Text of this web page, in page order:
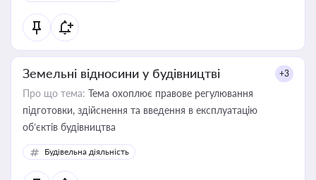
Земельні відносини у будівництві +3
Про що тема: Тема охоплює правове регулювання
підготовки, здійснення та введення в експлуатацію
об’єктів будівництва
Будівельна діяльність